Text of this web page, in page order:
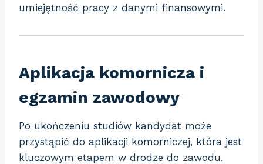
umiejętność pracy z danymi finansowymi.
Aplikacja komornicza i
egzamin zawodowy
Po ukończeniu studiów kandydat może
przystąpić do aplikacji komorniczej, która jest
kluczowym etapem w drodze do zawodu.